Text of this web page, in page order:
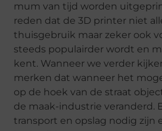
mum van tijd worden
reden dat de 3D printer niet
thuisgebruik maar zeker ook
steeds populairder wordt en
kent. Wanneer we verder
merken dat wanneer het
op de hoek van de straat
de maak-industrie veranderd.
transport en opslag nodig zijn